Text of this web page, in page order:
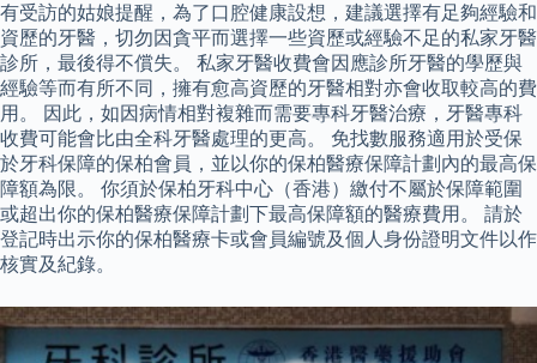
有受訪的姑娘提醒，為了口腔健康設想，建議選擇有足夠經驗和
資歷的牙醫，切勿因貪平而選擇一些資歷或經驗不足的私家牙醫
診所，最後得不償失。 私家牙醫收費會因應診所牙醫的學歷與
經驗等而有所不同，擁有愈高資歷的牙醫相對亦會收取較高的費
用。 因此，如因病情相對複雜而需要專科牙醫治療，牙醫專科
收費可能會比由全科牙醫處理的更高。 免找數服務適用於受保
於牙科保障的保柏會員，並以你的保柏醫療保障計劃內的最高保
障額為限。 你須於保柏牙科中心（香港）繳付不屬於保障範圍
或超出你的保柏醫療保障計劃下最高保障額的醫療費用。 請於
登記時出示你的保柏醫療卡或會員編號及個人身份證明文件以作
核實及紀錄。